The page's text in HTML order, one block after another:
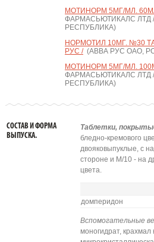
МОТИНОРМ 5МГ/МЛ.
ФАРМАСЬЮТИКАЛС ЛТД /
РЕСПУБЛИКА)
НОРМОТИЛ 10МГ. №30
РУС /(АВВА РУС ОАО,
МОТИНОРМ 5МГ/МЛ.
ФАРМАСЬЮТИКАЛС ЛТД /
РЕСПУБЛИКА)
СОСТАВ И ФОРМА
ВЫПУСКА.
Таблетки,
бледно-кремового
двояковыпуклые, с
стороне и M/10 - на
цвета.
домперидон
Вспомогательные
моногидрат,